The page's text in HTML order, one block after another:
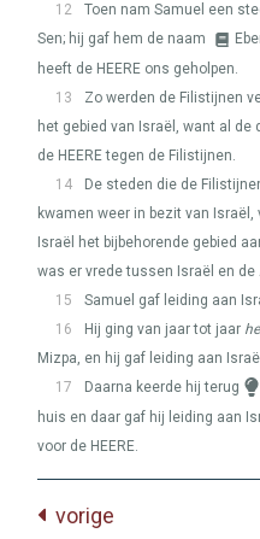
12
Toen nam Samuel een
Sen; hij gaf hem de naam
heeft de HEERE ons geholpen.
13
Zo werden de Filistijnen
het gebied van Israël, want al de
de HEEREtegen de Filistijnen.
14
De steden die de
kwamen weer in bezit van
Israël het bijbehorende gebied
was er vrede tussen Israël en de
15
Samuel gaf leiding aan
16
Hij ging van jaar tot jaar
Mizpa, en hij gaf leiding aan
17
Daarna keerde hij terug
huis en daar gaf hij leiding aan
voor de HEERE.
vorige